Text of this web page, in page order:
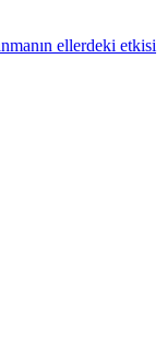
ellerdeki etkisi